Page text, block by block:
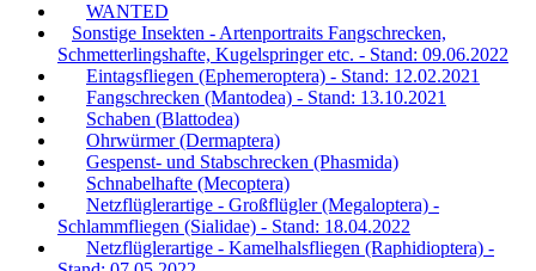
WANTED
Sonstige Insekten - Artenportraits Fangschrecken,
Schmetterlingshafte, Kugelspringer etc. - Stand: 09.06.2022
Eintagsfliegen (Ephemeroptera) - Stand: 12.02.2021
Fangschrecken (Mantodea) - Stand: 13.10.2021
Schaben (Blattodea)
Ohrwürmer (Dermaptera)
Gespenst- und Stabschrecken (Phasmida)
Schnabelhafte (Mecoptera)
Netzflüglerartige - Großflügler (Megaloptera) -
Schlammfliegen (Sialidae) - Stand: 18.04.2022
Netzflüglerartige - Kamelhalsfliegen (Raphidioptera) -